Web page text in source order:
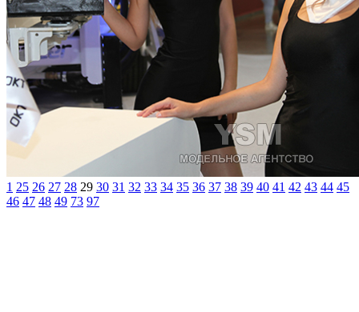
1 25 26 27 28 29 30 31 32 33 34 35 36 37 38 39 40 41 42 43 44 45
46 47 48 49 73 97